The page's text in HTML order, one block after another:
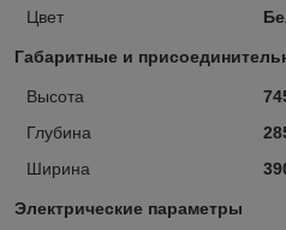
Цвет
Габаритные и
Высота
Глубина
Ширина
Электрические параметры